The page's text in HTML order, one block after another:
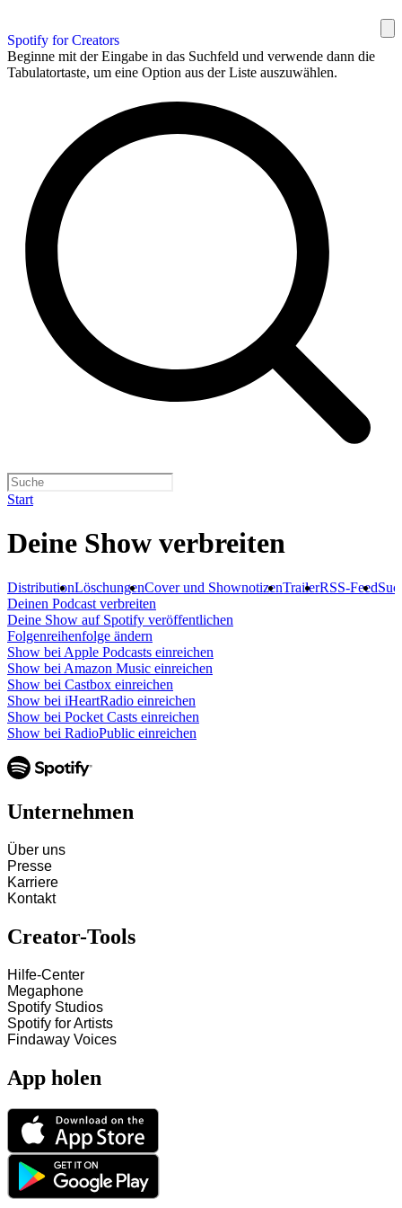
Spotify for Creators
Beginne mit der Eingabe in das Suchfeld und verwende dann die
Tabulatortaste, um eine Option aus der Liste auszuwählen.
Start
Deine Show verbreiten
DistributionLöschungenCover und ShownotizenTrailerRSS-Feed
Deinen Podcast verbreiten
Deine Show auf Spotify veröffentlichen
Folgenreihenfolge ändern
Show bei Apple Podcasts einreichen
Show bei Amazon Music einreichen
Show bei Castbox einreichen
Show bei iHeartRadio einreichen
Show bei Pocket Casts einreichen
Show bei RadioPublic einreichen
Unternehmen
Über uns
Presse
Karriere
Kontakt
Creator-Tools
Hilfe-Center
Megaphone
Spotify Studios
Spotify for Artists
Findaway Voices
App holen